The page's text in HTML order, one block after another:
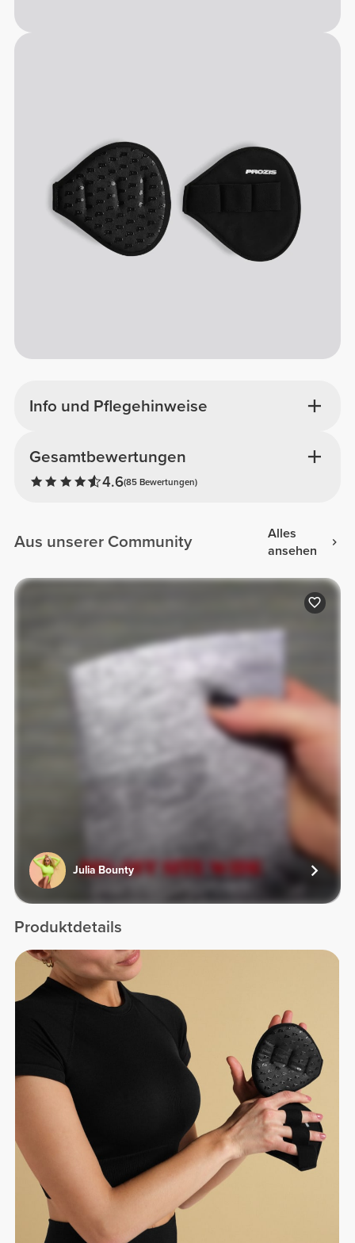
Info und Pflegehinweise
Gesamtbewertungen
4.6(85 Bewertungen)
Aus unserer Community
Alles
ansehen
Julia Bounty
Produktdetails